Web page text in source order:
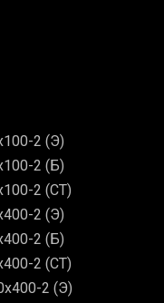
2 (Э)
2 (Б)
2 (СТ)
2 (Э)
2 (Б)
2 (СТ)
2 (Э)